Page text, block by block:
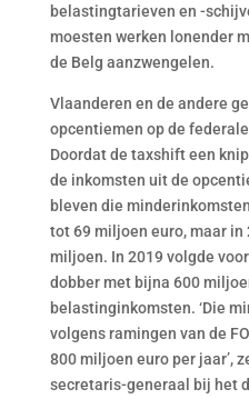
belastingtarieven en -
moesten werken lonender
de Belg aanzwengelen.
Vlaanderen en de andere
opcentiemen op de
Doordat de taxshift een
de inkomsten uit de
bleven die
tot 69 miljoen euro, maar
miljoen. In 2019 volgde
dobber met bijna 600
belastinginkomsten. ‘Die
volgens ramingen van de
800 miljoen euro per jaar’,
secretaris-generaal bij het